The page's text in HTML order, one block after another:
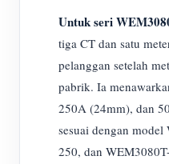
Untuk seri
tiga CT dan satu
pelanggan setelah
pabrik. Ia
250A (24mm), dan
sesuai dengan
250, dan